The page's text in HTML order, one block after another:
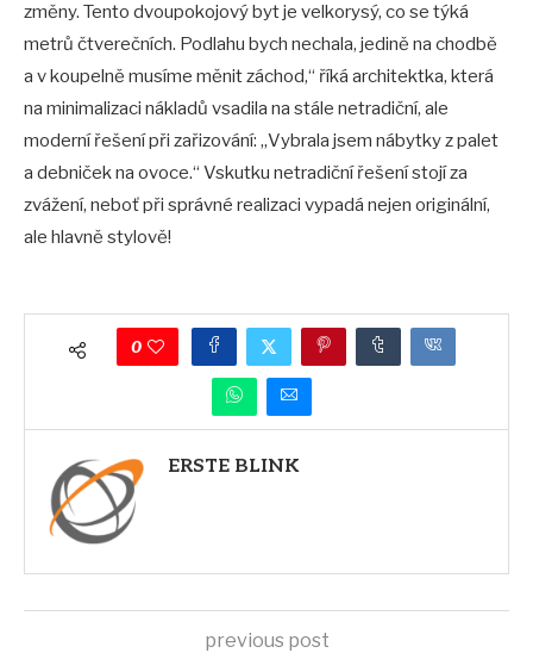
změny. Tento dvoupokojový byt je velkorysý, co se týká
metrů čtverečních. Podlahu bych nechala, jedině na chodbě
a v koupelně musíme měnit záchod,“ říká architektka, která
na minimalizaci nákladů vsadila na stále netradiční, ale
moderní řešení při zařizování: „Vybrala jsem nábytky z palet
a debniček na ovoce.“ Vskutku netradiční řešení stojí za
zvážení, neboť při správné realizaci vypadá nejen originální,
ale hlavně stylově!
0
ERSTE BLINK
previous post